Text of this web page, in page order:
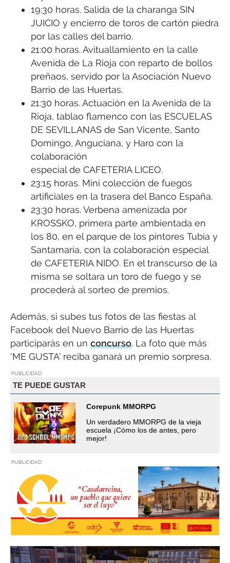
19:30 horas. Salida de la charanga SIN
JUICIO y encierro de toros de cartón piedra
por las calles del barrio.
21:00 horas. Avituallamiento en la calle
Avenida de La Rioja con reparto de bollos
preñaos, servido por la Asociación Nuevo
Barrio de las Huertas.
21:30 horas. Actuación en la Avenida de la
Rioja, tablao flamenco con las ESCUELAS
DE SEVILLANAS de San Vicente, Santo
Domingo, Anguciana, y Haro con la
colaboración
especial de CAFETERIA LICEO.
23:15 horas. Mini colección de fuegos
artificiales en la trasera del Banco España.
23:30 horas. Verbena amenizada por
KROSSKO, primera parte ambientada en
los 80, en el parque de los pintores Tubia y
Santamaría, con la colaboración especial
de CAFETERIA NIDO. En el transcurso de la
misma se soltara un toro de fuego y se
procederá al sorteo de premios.
Además, si subes tus fotos de las fiestas al
Facebook del Nuevo Barrio de las Huertas
participarás en un concurso. La foto que más
‘ME GUSTA’ reciba ganará un premio sorpresa.
PUBLICIDAD
TE PUEDE GUSTAR
Corepunk MMORPG
Un verdadero MMORPG de la vieja
escuela ¡Cómo los de antes, pero
mejor!
PUBLICIDAD